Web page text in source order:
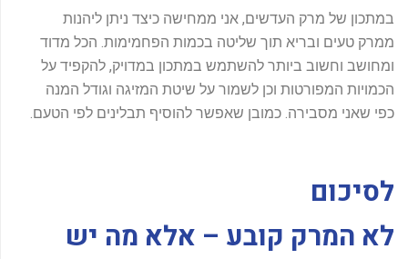
במתכון של מרק העדשים, אני ממחישה כיצד ניתן ליהנות
ממרק טעים ובריא תוך שליטה בכמות הפחמימות. הכל מדוד
ומחושב וחשוב ביותר להשתמש במתכון במדויק, להקפיד על
הכמויות המפורטות וכן לשמור על שיטת המזיגה וגודל המנה
כפי שאני מסבירה. כמובן שאפשר להוסיף תבלינים לפי הטעם.
לסיכום
לא המרק קובע – אלא מה יש